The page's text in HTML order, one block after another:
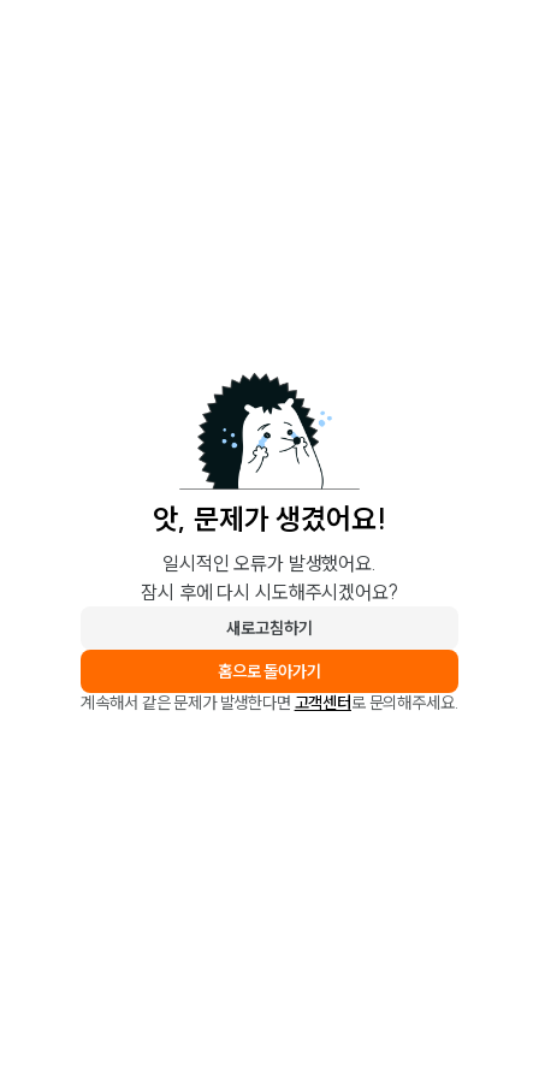
앗, 문제가 생겼어요!
일시적인 오류가 발생했어요.
잠시 후에 다시 시도해주시겠어요?
새로고침하기
홈으로 돌아가기
계속해서 같은 문제가 발생한다면 고객센터로 문의해주세요.